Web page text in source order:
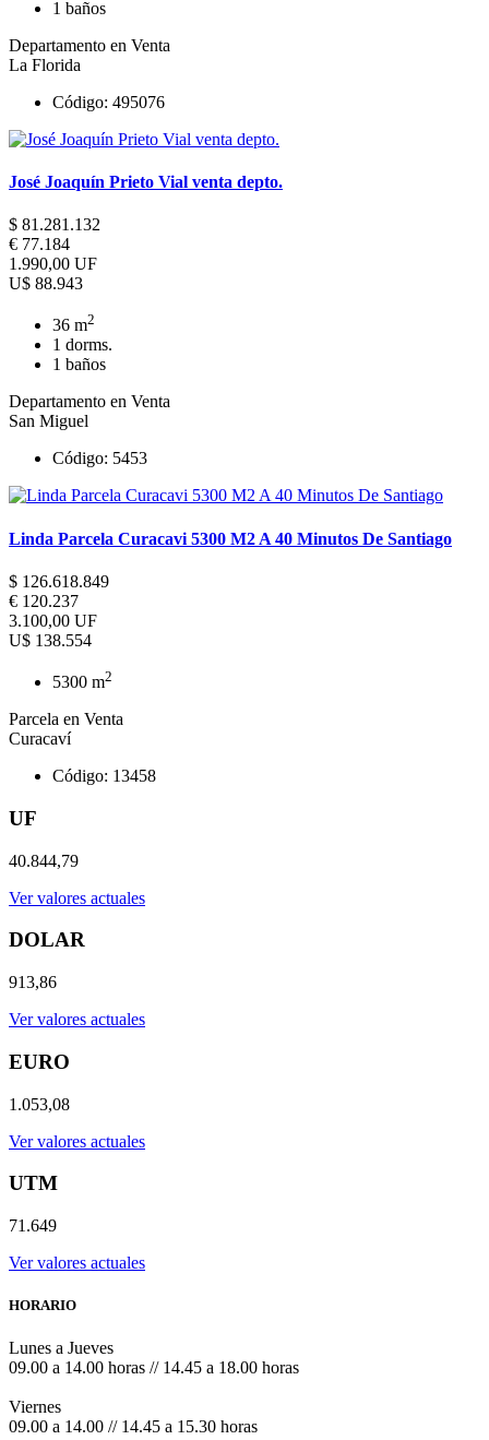
1 baños
Departamento en Venta
La Florida
Código: 495076
José Joaquín Prieto Vial venta depto.
$ 81.281.132
€ 77.184
1.990,00 UF
U$ 88.943
36 m2
1 dorms.
1 baños
Departamento en Venta
San Miguel
Código: 5453
Linda Parcela Curacavi 5300 M2 A 40 Minutos De Santiago
$ 126.618.849
€ 120.237
3.100,00 UF
U$ 138.554
5300 m2
Parcela en Venta
Curacaví
Código: 13458
UF
40.844,79
Ver valores actuales
DOLAR
913,86
Ver valores actuales
EURO
1.053,08
Ver valores actuales
UTM
71.649
Ver valores actuales
HORARIO
Lunes a Jueves
09.00 a 14.00 horas // 14.45 a 18.00 horas
Viernes
09.00 a 14.00 // 14.45 a 15.30 horas